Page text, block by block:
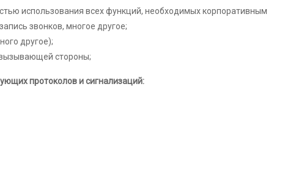
использования всех функций, необходимых корпоративным
звонков, многое другое;
другое);
стороны;
протоколов и сигнализаций: